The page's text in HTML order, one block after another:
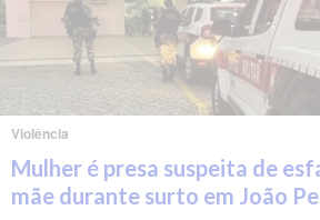
Violência
Mulher é presa suspeita de
mãe durante surto em João